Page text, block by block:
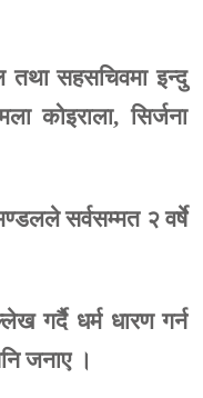
तथा सहसचिवमा इन्दु
कोइराला,सिर्जना
सर्वसम्मत २ वर्षे
गर्दै धर्म धारण गर्न
जनाए ।